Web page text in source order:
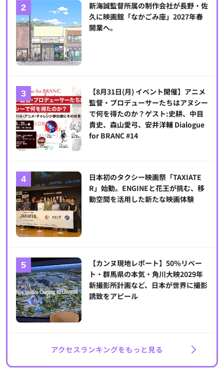
新海誠監督所属の制作会社が長野・佐
久に映画館「なかごみ座」2027年春
開業へ。
【8月31日(月) イベント開催】アニメ
監督・プロデューサーたちはアヌシー
で何を得たのか？ゲスト:史耕、中目
貴史、森山愛弓、安井洋輔 Dialogue
for BRANC #14
日本初のタクシー映画祭「TAXIATE
R」始動。ENGINEと花王が挑む、移
動空間を活用した新たな映画体験
【カンヌ現地レポート】50％リベー
ト・群馬県の本気・角川大映2029年
新撮影所計画など、日本が世界に撮影
誘致をアピール
アクセスランキングをもっと見る